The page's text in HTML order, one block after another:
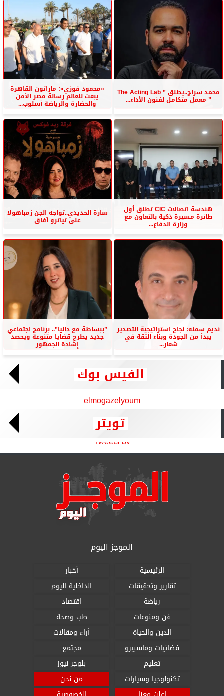
محمد سراج..يطلق ” The Acting Lab
” معمل متكامل لفنون الأداء...
«محمود فوزي»: ماراثون القاهرة
يبعث للعالم رسالة مصر الأمن
والحضارة والرياضة أسلوب...
هندسة اتصالات CIC تطلق أول
طائرة مسيرة ذكية بالتعاون مع
وزارة الدفاع...
سارة الحديدي..تواجه الجن زمباهولا
على تياترو آفاق
نديم سمنه: نجاح استراتيجية التصدير
يبدأ من الجودة وبناء الثقة في
شعار...
”ببساطة مع داليا”.. برنامج اجتماعي
جديد يطرح قضايا متنوعة ويحصد
إشادة الجمهور
الفيس بوك
elmogazelyoum
تويتر
Tweets by
الموجز اليوم
الرئيسية
أخبار
تقارير وتحقيقات
الداخلية اليوم
رياضة
اقتصاد
فن ومنوعات
طب وصحة
الدين والحياة
أراء ومقالات
فضائيات وماسبيرو
مجتمع
تعليم
بلوجر نيوز
تكنولوجيا وسيارات
من نحن